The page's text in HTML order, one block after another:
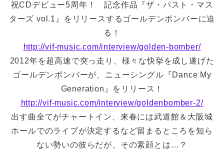
祝CDデビュー5周年！ 記念作品『ザ・パスト・マス
ターズ vol.1』をリリースするゴールデンボンバーに迫
る！
http://vif-music.com/interview/golden-bomber/
2012年を超高速で突っ走り、様々な快挙を成し遂げた
ゴールデンボンバーが、ニューシングル『Dance My
Generation』をリリース！
http://vif-music.com/interview/goldenbomber-2/
出す曲全てがチャートイン、来春には武道館＆大阪城
ホールでのライブが決定するなど留まるところを知ら
ない勢いの彼らだが、その素顔とは…？